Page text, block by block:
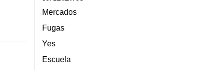
Mercados
Fugas
Yes
Escuela